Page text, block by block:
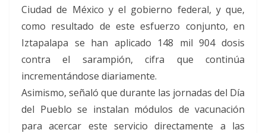
Ciudad de México y el gobierno federal, y que,
como resultado de este esfuerzo conjunto, en
Iztapalapa se han aplicado 148 mil 904 dosis
contra el sarampión, cifra que continúa
incrementándose diariamente.
Asimismo, señaló que durante las jornadas del Día
del Pueblo se instalan módulos de vacunación
para acercar este servicio directamente a las